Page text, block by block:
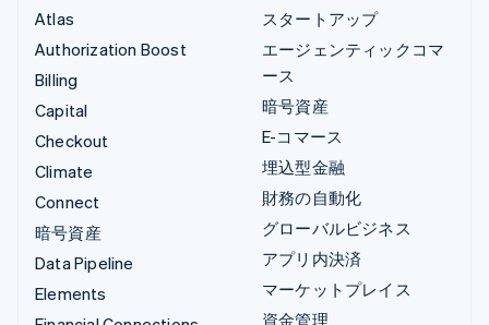
Atlas
Authorization Boost
Billing
Capital
Checkout
Climate
Connect
暗号資産
Data Pipeline
Elements
スタートアップ
エージェンティックコマ
ース
暗号資産
E-コマース
埋込型金融
財務の自動化
グローバルビジネス
アプリ内決済
マーケットプレイス
資金管理